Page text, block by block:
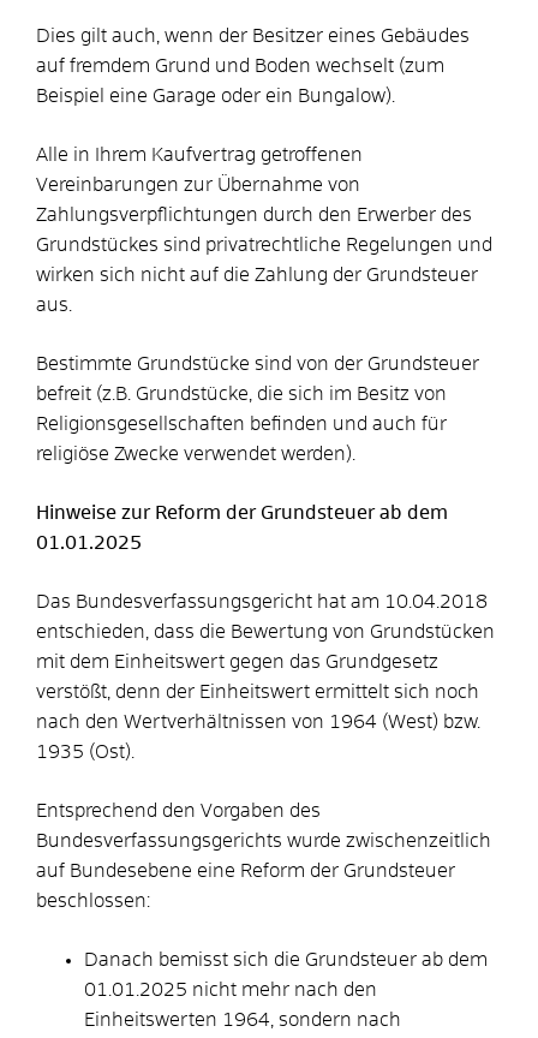
Dies gilt auch, wenn der Besitzer eines Gebäudes
auf fremdem Grund und Boden wechselt (zum
Beispiel eine Garage oder ein Bungalow).
Alle in Ihrem Kaufvertrag getroffenen
Vereinbarungen zur Übernahme von
Zahlungsverpflichtungen durch den Erwerber des
Grundstückes sind privatrechtliche Regelungen und
wirken sich nicht auf die Zahlung der Grundsteuer
aus.
Bestimmte Grundstücke sind von der Grundsteuer
befreit (z.B. Grundstücke, die sich im Besitz von
Religionsgesellschaften befinden und auch für
religiöse Zwecke verwendet werden).
Hinweise zur Reform der Grundsteuer ab dem
01.01.2025
Das Bundesverfassungsgericht hat am 10.04.2018
entschieden, dass die Bewertung von Grundstücken
mit dem Einheitswert gegen das Grundgesetz
verstößt, denn der Einheitswert ermittelt sich noch
nach den Wertverhältnissen von 1964 (West) bzw.
1935 (Ost).
Entsprechend den Vorgaben des
Bundesverfassungsgerichts wurde zwischenzeitlich
auf Bundesebene eine Reform der Grundsteuer
beschlossen:
Danach bemisst sich die Grundsteuer ab dem
01.01.2025 nicht mehr nach den
Einheitswerten 1964, sondern nach